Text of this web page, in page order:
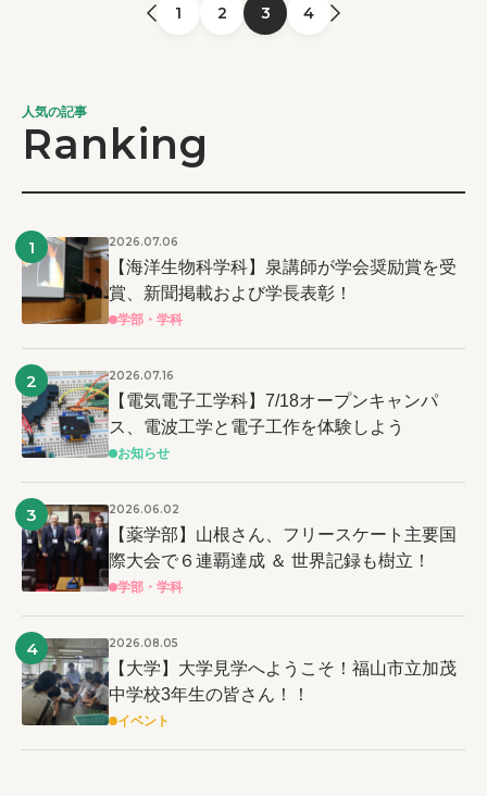
1 2 3 4
人気の記事
Ranking
1 2026.07.06
【海洋生物科学科】泉講師が学会奨励賞を受
賞、新聞掲載および学長表彰！
学部・学科
2 2026.07.16
【電気電子工学科】7/18オープンキャンパ
ス、電波工学と電子工作を体験しよう
お知らせ
3 2026.06.02
【薬学部】山根さん、フリースケート主要国
際大会で６連覇達成 ＆ 世界記録も樹立！
学部・学科
4 2026.08.05
【大学】大学見学へようこそ！福山市立加茂
中学校3年生の皆さん！！
イベント